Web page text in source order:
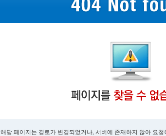
해당 페이지는 경로가 변경되었거나, 서버에 존재하지 않아 요